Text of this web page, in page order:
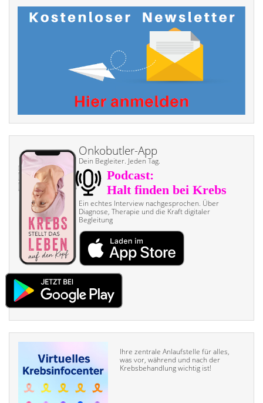
Onkobutler-App
Dein Begleiter. Jeden Tag.
Ein echtes Interview nach­gesprochen. Über
Diagnose, Therapie und die Kraft digitaler
Begleitung
Ihre zentrale Anlaufstelle für alles,
was vor, während und nach der
Krebsbehandlung wichtig ist!